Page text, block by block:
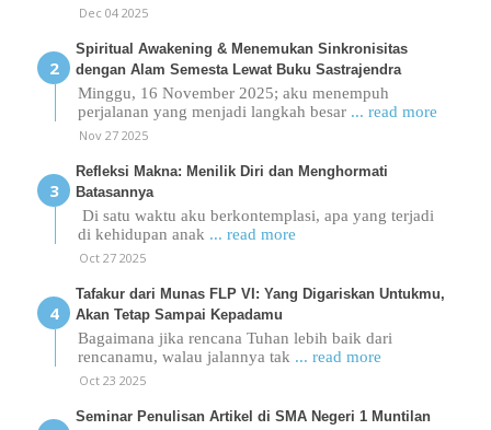
Dec 04 2025
Spiritual Awakening & Menemukan Sinkronisitas
dengan Alam Semesta Lewat Buku Sastrajendra
Minggu, 16 November 2025; aku menempuh
perjalanan yang menjadi langkah besar ... read more
Nov 27 2025
Refleksi Makna: Menilik Diri dan Menghormati
Batasannya
Di satu waktu aku berkontemplasi, apa yang terjadi
di kehidupan anak ... read more
Oct 27 2025
Tafakur dari Munas FLP VI: Yang Digariskan Untukmu,
Akan Tetap Sampai Kepadamu
Bagaimana jika rencana Tuhan lebih baik dari
rencanamu, walau jalannya tak ... read more
Oct 23 2025
Seminar Penulisan Artikel di SMA Negeri 1 Muntilan